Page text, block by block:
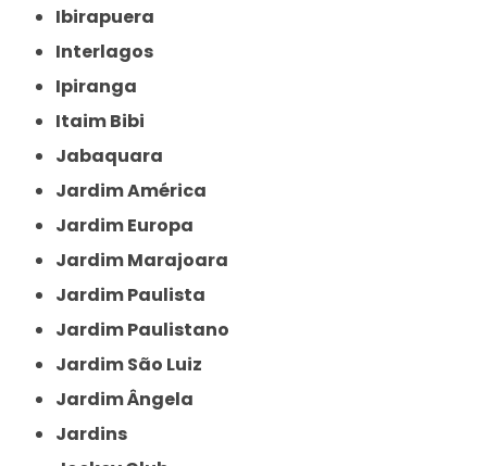
Ibirapuera
Interlagos
Ipiranga
Itaim Bibi
Jabaquara
Jardim América
Jardim Europa
Jardim Marajoara
Jardim Paulista
Jardim Paulistano
Jardim São Luiz
Jardim Ângela
Jardins